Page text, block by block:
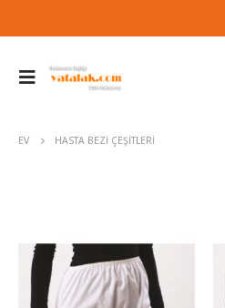
EV HASTA BEZI ÇEŞITLERI